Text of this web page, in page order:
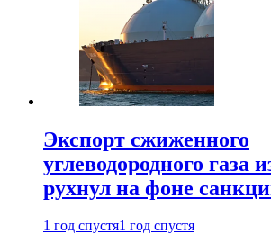
Экспорт сжиженного
углеводородного газа
рухнул на фоне
1 год спустя1 год спустя